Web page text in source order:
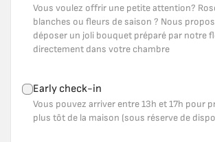
Vous voulez offrir une petite attention?
blanches ou fleurs de saison ? Nous
déposer un joli bouquet préparé par notre
directement dans votre chambre
Early check-in
Vous pouvez arriver entre 13h et 17h pour
plus tôt de la maison (sous réserve de